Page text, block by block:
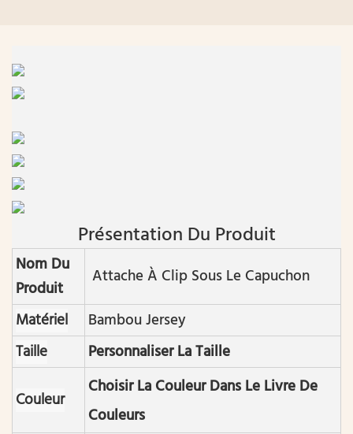
Présentation Du Produit
Nom Du
Produit
Attache À Clip Sous Le Capuchon
Matériel
BambouJersey
Taille
Personnaliser La Taille
Couleur
Choisir La Couleur Dans Le Livre De
Couleurs